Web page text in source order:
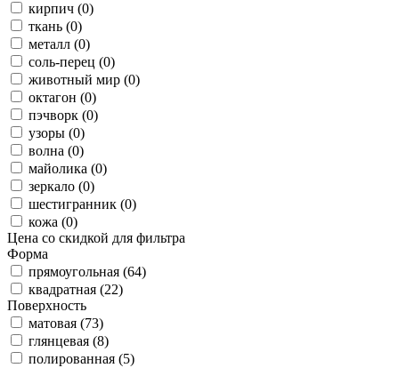
кирпич (0)
ткань (0)
металл (0)
соль-перец (0)
животный мир (0)
октагон (0)
пэчворк (0)
узоры (0)
волна (0)
майолика (0)
зеркало (0)
шестигранник (0)
кожа (0)
Цена со скидкой для фильтра
Форма
прямоугольная (64)
квадратная (22)
Поверхность
матовая (73)
глянцевая (8)
полированная (5)